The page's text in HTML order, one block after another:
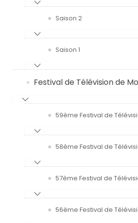
Saison 2
Saison 1
Festival de Télévision de
59ème Festival de
58ème Festival de
57ème Festival de
56ème Festival de